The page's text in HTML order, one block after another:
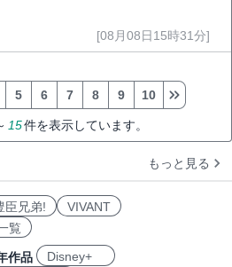
[08月08日15時31分]
15件を表示しています。
5 6 7 8 9 10
もっと見る
臣兄弟!
VIVANT
覧
作品
Disney+